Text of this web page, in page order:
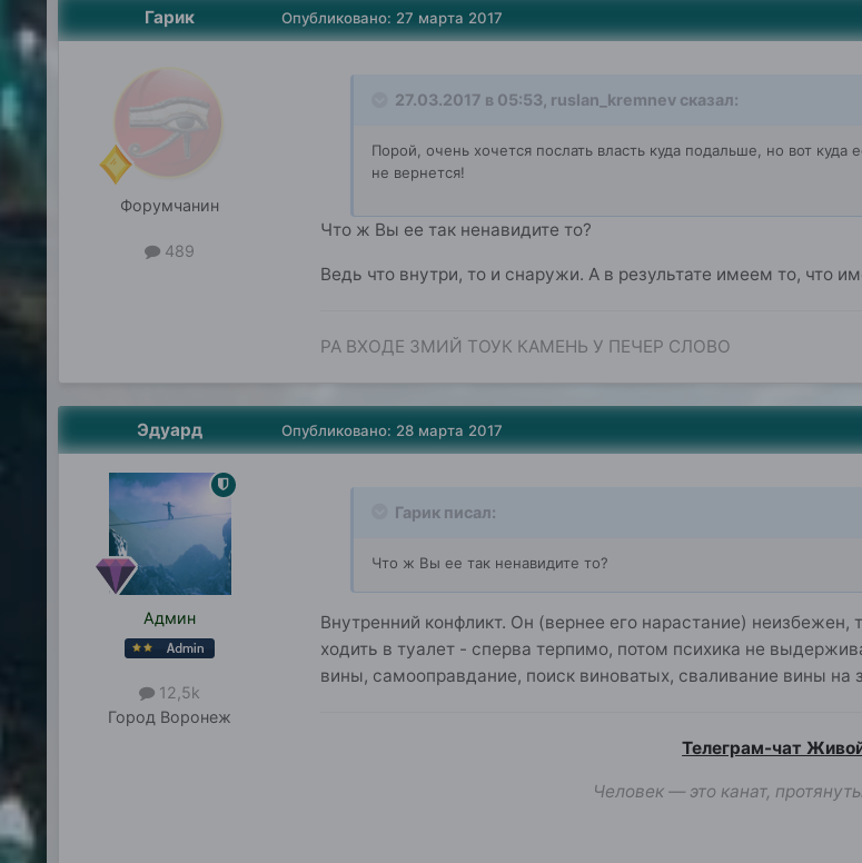
Гарик
Форумчанин
489
Опубликовано: 27 марта 2017
27.03.2017 в 05:53, ruslan_kremnev сказал:
Порой, очень хочется послать власть куда подальше, но вот
не вернется!
Что ж Вы ее так ненавидите то?
Ведь что внутри, то и снаружи. А в результате имеем то, что
РА ВХОДЕ ЗМИЙ ТОУК КАМЕНЬ У ПЕЧЕР СЛОВО
Эдуард
Админ
12,5k
Город Воронеж
Опубликовано: 28 марта 2017
Гарик писал:
Что ж Вы ее так ненавидите то?
Внутренний конфликт. Он (вернее его нарастание) неизбежен,
ходить в туалет - сперва терпимо, потом психика не
вины, самооправдание, поиск виноватых, сваливание вины на
Телеграм-чат
Человек — это канат,